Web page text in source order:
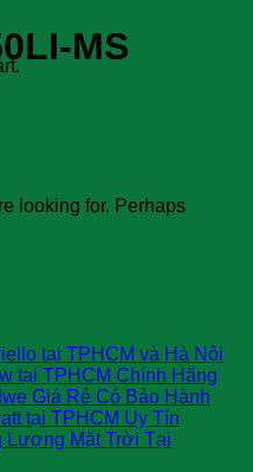
MS
looking for. Perhaps
tại TPHCM và Hà Nội
tại TPHCM Chính Hãng
Giá Rẻ Có Bảo Hành
tại TPHCM Uy Tín
Lượng Mặt Trời Tại